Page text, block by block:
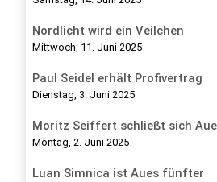
Nordlicht wird ein Veilchen
Mittwoch, 11. Juni 2025
Paul Seidel erhält Profivertrag
Dienstag, 3. Juni 2025
Moritz Seiffert schließt sich
Montag, 2. Juni 2025
Luan Simnica ist Aues fünfter